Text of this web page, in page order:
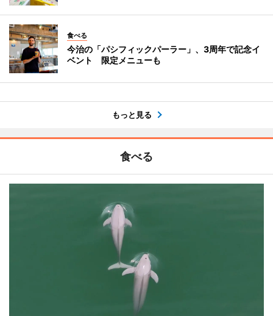
食べる
今治の「パシフィックパーラー」、3周年で記念イ
ベント 限定メニューも
もっと見る
食べる